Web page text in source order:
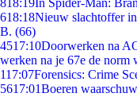
818:19In Spider-Man:
618:18Nieuw slachtoffer
B. (66)
4517:10Doorwerken na
werken na je 67e de norm
117:07Forensics: Crime
5617:01Boeren